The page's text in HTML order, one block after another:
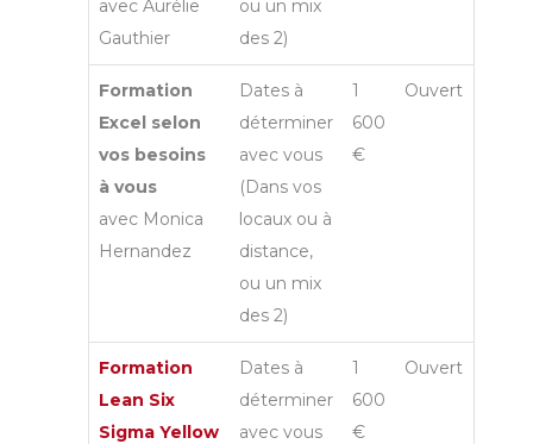
avec Aurélie
Gauthier
ou un mix
des 2)
Formation
Excel selon
vos besoins
à vous
avec Monica
Hernandez
Dates à
déterminer
avec vous
(Dans vos
locaux ou à
distance,
ou un mix
des 2)
1
600
€
Ouvert
Formation
Lean Six
Sigma Yellow
Dates à
déterminer
avec vous
1
600
€
Ouvert